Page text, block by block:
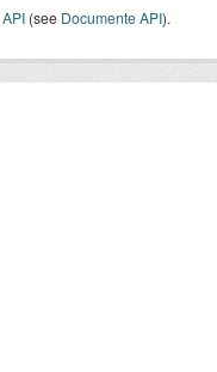
API (see Documente API).